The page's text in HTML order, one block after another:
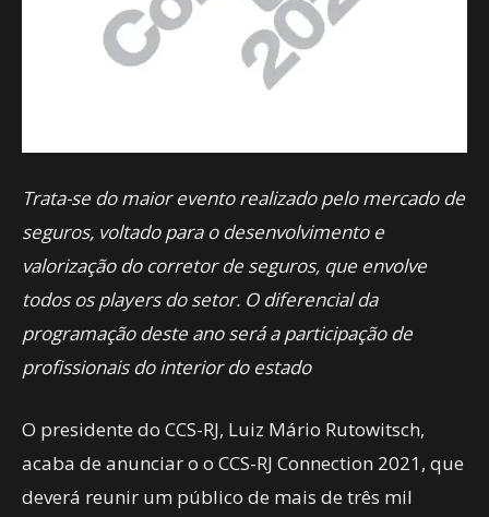
Trata-se do maior evento realizado pelo mercado de
seguros, voltado para o desenvolvimento e
valorização do corretor de seguros, que envolve
todos os players do setor. O diferencial da
programação deste ano será a participação de
profissionais do interior do estado
O presidente do CCS-RJ, Luiz Mário Rutowitsch,
acaba de anunciar o o CCS-RJ Connection 2021, que
deverá reunir um público de mais de três mil